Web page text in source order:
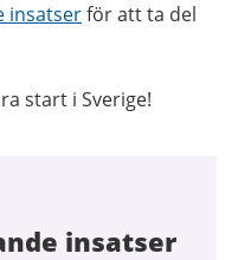
insatserför att ta del
start i Sverige!
insatser